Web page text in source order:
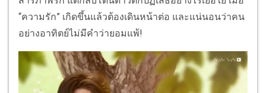
“ความรัก” เกิดขึ้นแล้วต้องเดินหน้าต่อ และแน่นอนว่าคน
อย่างอาทิตย์ไม่มีคำว่ายอมแพ้!